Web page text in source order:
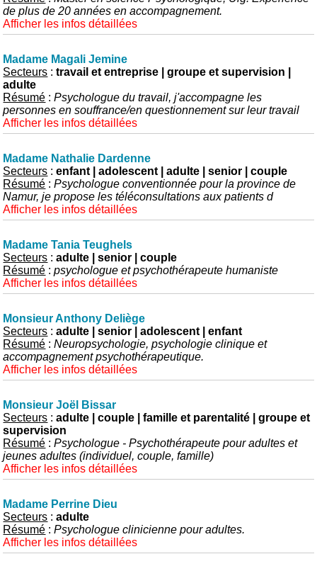
de plus de 20 années en accompagnement.
Afficher les infos détaillées
Madame Magali Jemine
Secteurs :travail et entreprise | groupe et supervision |
adulte
Résumé :Psychologue du travail, j'accompagne les
personnes en souffrance/en questionnement sur leur travail
Afficher les infos détaillées
Madame Nathalie Dardenne
Secteurs :enfant | adolescent | adulte | senior | couple
Résumé :Psychologue conventionnée pour la province de
Namur, je propose les téléconsultations aux patients d
Afficher les infos détaillées
Madame Tania Teughels
Secteurs :adulte | senior | couple
Résumé :psychologue et psychothérapeute humaniste
Afficher les infos détaillées
Monsieur Anthony Deliège
Secteurs :adulte | senior | adolescent | enfant
Résumé :Neuropsychologie, psychologie clinique et
accompagnement psychothérapeutique.
Afficher les infos détaillées
Monsieur Joël Bissar
Secteurs :adulte | couple | famille et parentalité | groupe et
supervision
Résumé :Psychologue - Psychothérapeute pour adultes et
jeunes adultes (individuel, couple, famille)
Afficher les infos détaillées
Madame Perrine Dieu
Secteurs :adulte
Résumé :Psychologue clinicienne pour adultes.
Afficher les infos détaillées